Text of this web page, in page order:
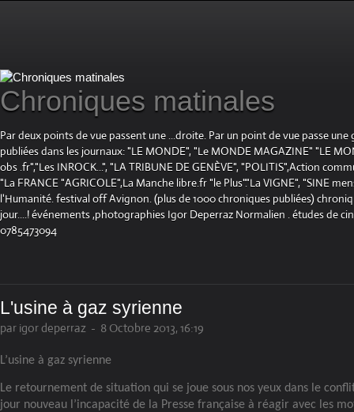
Chroniques matinales
Par deux points de vue passent une ...droite. Par un point de vue passe
publiées dans les journaux: "LE MONDE", "Le MONDE MAGAZINE" "LE
obs .fr","Les INROCK...", "LA TRIBUNE DE GENÈVE", "POLITIS",Action
"La FRANCE "AGRICOLE",La Manche libre.fr "le Plus"."La VIGNE", "SINE
l'Humanité. festival off Avignon. (plus de 1000 chroniques publiées)
jour....! événements ,photographies Igor Deperraz Normalien . études de
0785473094
L'usine à gaz syrienne
par igor deperraz - 8 Octobre 2013, 16:19
L’usine à gaz syrienne
Le retournement de situation qui se joue sous nos yeux dans le
jour nouveau l’incapacité de la Presse française à réagir avec les